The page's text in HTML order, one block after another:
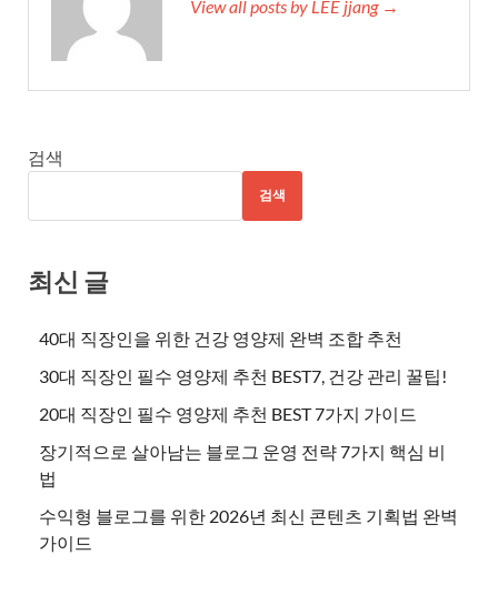
View all posts by LEE jjang →
검색
검색
최신 글
40대 직장인을 위한 건강 영양제 완벽 조합 추천
30대 직장인 필수 영양제 추천 BEST7, 건강 관리 꿀팁!
20대 직장인 필수 영양제 추천 BEST 7가지 가이드
장기적으로 살아남는 블로그 운영 전략 7가지 핵심 비
법
수익형 블로그를 위한 2026년 최신 콘텐츠 기획법 완벽
가이드